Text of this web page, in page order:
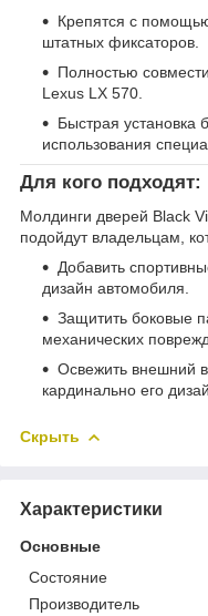
Крепятся с
штатных фиксаторов.
Полностью
Lexus LX 570.
Быстрая установка
использования
Для кого подходят:
Молдинги дверей Black
подойдут владельцам,
Добавить
дизайн автомобиля.
Защитить боковые
механических
Освежить внешний
кардинально его
Скрыть
Характеристики
Основные
Состояние
Производитель